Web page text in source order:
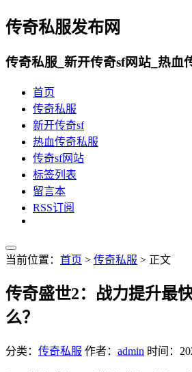
传奇私服发布网
传奇私服_新开传奇sf网站_热血
首页
传奇私服
新开传奇sf
热血传奇私服
传奇sf网站
标签列表
留言本
RSS订阅
当前位置： 首页 > 传奇私服 > 正文
传奇盛世2：战力提升最
么？
分类： 传奇私服 作者： admin 时间：